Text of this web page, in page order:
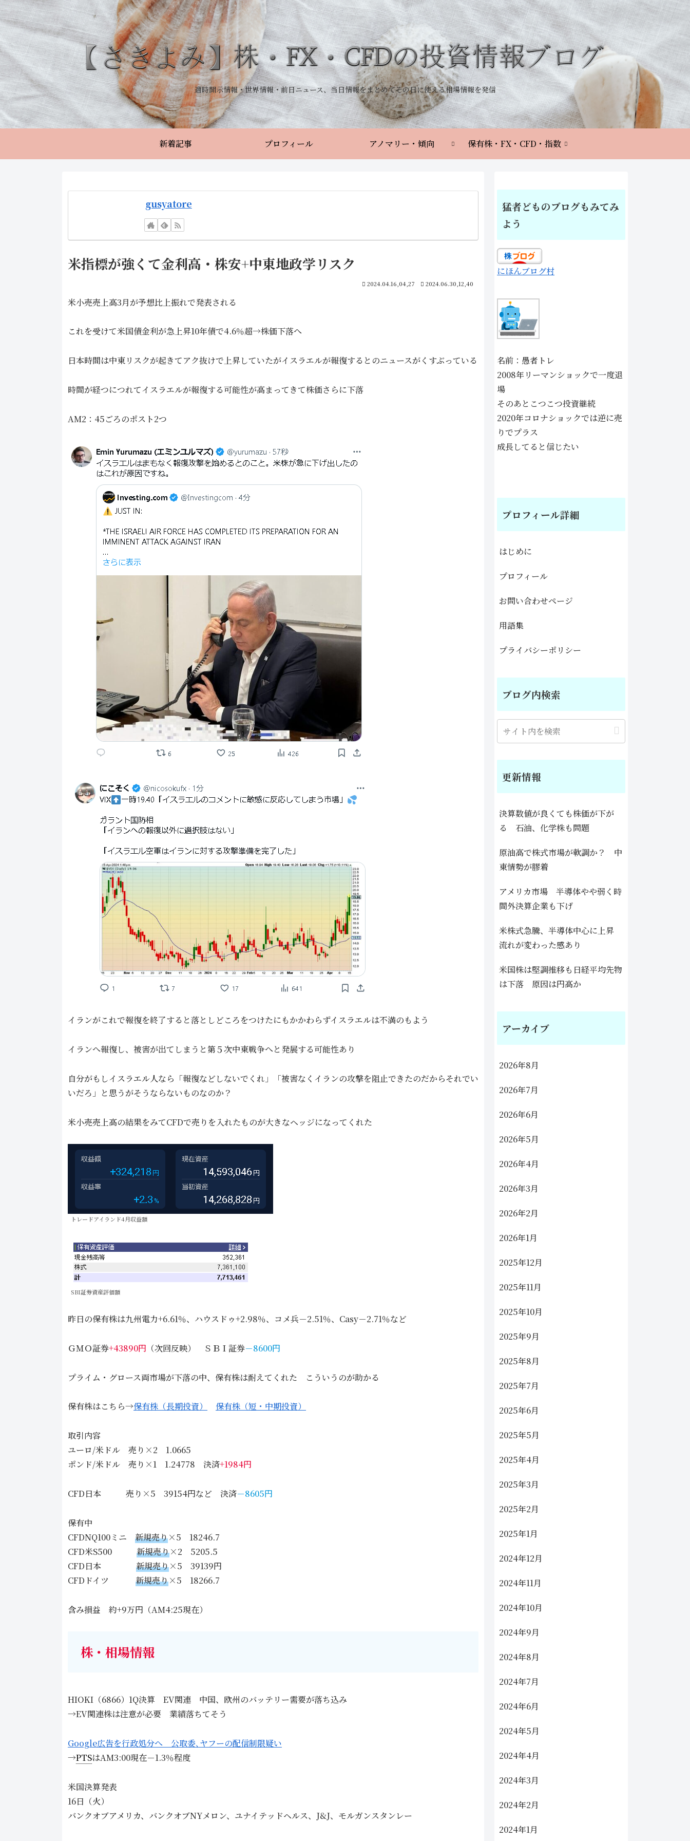
適時開示情報・世界情報・前日ニュース、当日情報をまとめてその日に使える相場情報を発信
新着記事 プロフィール アノマリー・傾向 保有株・FX・CFD・指数
gusyatore
米指標が強くて金利高・株安+中東地政学リスク
2024.04.16,04,27 2024.06.30,12,40
米小売売上高3月が予想比上振れで発表される
これを受けて米国債金利が急上昇10年債で4.6％超→株価下落へ
日本時間は中東リスクが起きてアク抜けで上昇していたがイスラエルが報復するとのニュースがくすぶっている
時間が経つにつれてイスラエルが報復する可能性が高まってきて株価さらに下落
AM2：45ごろのポスト2つ
イランがこれで報復を終了すると落としどころをつけたにもかかわらずイスラエルは不満のもよう
イランへ報復し、被害が出てしまうと第５次中東戦争へと発展する可能性あり
自分がもしイスラエル人なら「報復などしないでくれ」「被害なくイランの攻撃を阻止できたのだからそれでい
いだろ」と思うがそうならないものなのか？
米小売売上高の結果をみてCFDで売りを入れたものが大きなヘッジになってくれた
トレードアイランド4月収益額
SBI証券資産評価額
昨日の保有株は九州電力+6.61％、ハウスドゥ+2.98％、コメ兵－2.51％、Casy－2.71％など
ＧＭＯ証券+43890円 （次回反映） ＳＢＩ証券－8600円
プライム・グロース両市場が下落の中、保有株は耐えてくれた こういうのが助かる
保有株はこちら→保有株（長期投資） 保有株（短・中期投資）
取引内容
ユーロ/米ドル 売り×2 1.0665
ポンド/米ドル 売り×1 1.24778 決済+1984円
CFD日本 売り×5 39154円など 決済－8605円
保有中
CFDNQ100ミニ 新規売り×5 18246.7
CFD米S500 新規売り×2 5205.5
CFD日本 新規売り×5 39139円
CFDドイツ 新規売り×5 18266.7
含み損益 約+9万円（AM4:25現在）
株・相場情報
HIOKI（6866）1Q決算 EV関連 中国、欧州のバッテリー需要が落ち込み
→EV関連株は注意が必要 業績落ちてそう
Google広告を行政処分へ 公取委､ヤフーの配信制限疑い
→PTSはAM3:00現在－1.3％程度
米国決算発表
16日（火）
バンクオブアメリカ、バンクオブNYメロン、ユナイテッドヘルス、J&J、モルガンスタンレー
猛者どものブログもみてみ
よう
にほんブログ村
名前：愚者トレ
2008年リーマンショックで一度退
場
そのあとこつこつ投資継続
2020年コロナショックでは逆に売
りでプラス
成長してると信じたい
プロフィール詳細
はじめに
プロフィール
お問い合わせページ
用語集
プライバシーポリシー
ブログ内検索
更新情報
決算数値が良くても株価が下が
る 石油、化学株も問題
原油高で株式市場が軟調か？ 中
東情勢が膠着
アメリカ市場 半導体やや弱く時
間外決算企業も下げ
米株式急騰、半導体中心に上昇
流れが変わった感あり
米国株は堅調推移も日経平均先物
は下落 原因は円高か
アーカイブ
2026年8月
2026年7月
2026年6月
2026年5月
2026年4月
2026年3月
2026年2月
2026年1月
2025年12月
2025年11月
2025年10月
2025年9月
2025年8月
2025年7月
2025年6月
2025年5月
2025年4月
2025年3月
2025年2月
2025年1月
2024年12月
2024年11月
2024年10月
2024年9月
2024年8月
2024年7月
2024年6月
2024年5月
2024年4月
2024年3月
2024年2月
2024年1月